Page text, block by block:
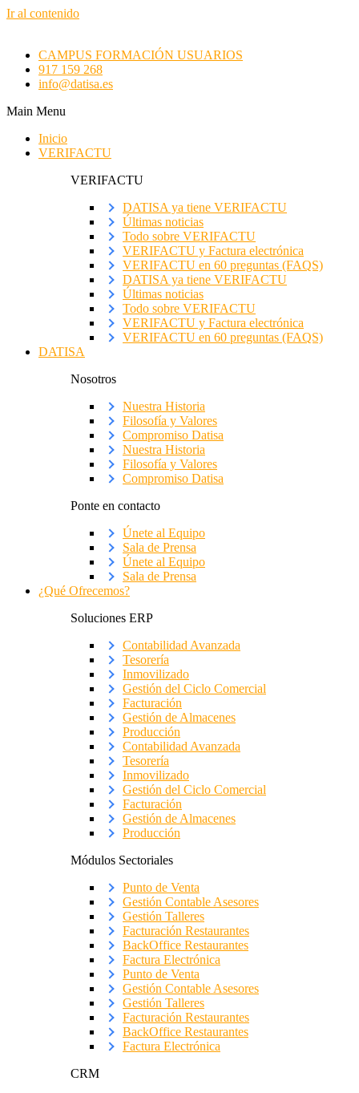
Ir al contenido
CAMPUS FORMACIÓN USUARIOS
917 159 268
info@datisa.es
Main Menu
Inicio
VERIFACTU
VERIFACTU
DATISA ya tiene VERIFACTU
Últimas noticias
Todo sobre VERIFACTU
VERIFACTU y Factura electrónica
VERIFACTU en 60 preguntas (FAQS)
DATISA ya tiene VERIFACTU
Últimas noticias
Todo sobre VERIFACTU
VERIFACTU y Factura electrónica
VERIFACTU en 60 preguntas (FAQS)
DATISA
Nosotros
Nuestra Historia
Filosofía y Valores
Compromiso Datisa
Nuestra Historia
Filosofía y Valores
Compromiso Datisa
Ponte en contacto
Únete al Equipo
Sala de Prensa
Únete al Equipo
Sala de Prensa
¿Qué Ofrecemos?
Soluciones ERP
Contabilidad Avanzada
Tesorería
Inmovilizado
Gestión del Ciclo Comercial
Facturación
Gestión de Almacenes
Producción
Contabilidad Avanzada
Tesorería
Inmovilizado
Gestión del Ciclo Comercial
Facturación
Gestión de Almacenes
Producción
Módulos Sectoriales
Punto de Venta
Gestión Contable Asesores
Gestión Talleres
Facturación Restaurantes
BackOffice Restaurantes
Factura Electrónica
Punto de Venta
Gestión Contable Asesores
Gestión Talleres
Facturación Restaurantes
BackOffice Restaurantes
Factura Electrónica
CRM